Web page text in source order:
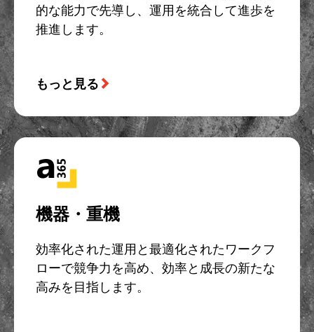
的な能力で先導し、運用を統合して進歩を
推進します。
もっと見る
機器・重機
効率化された運用と最適化されたワークフ
ローで競争力を高め、効率と成長の新たな
高みを目指します。